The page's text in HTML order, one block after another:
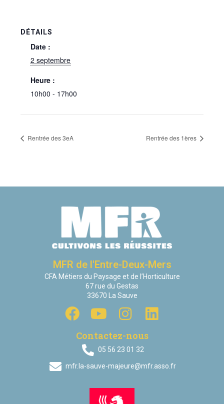
DÉTAILS
Date :
2 septembre
Heure :
10h00 - 17h00
Rentrée des 3eA Rentrée des 1ères
MFR de l'Entre-Deux-Mers
CFA Métiers du Paysage et de l’Horticulture
67 rue du Gestas
33670 La Sauve
Contactez-nous
05 56 23 01 32
mfr.la-sauve-majeure@mfr.asso.fr